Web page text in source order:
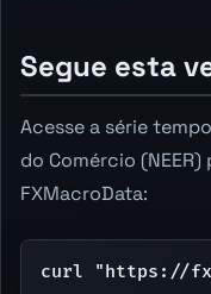
Segue esta
Acesse a série
do Comércio (NEER)
FXMacroData:
curl "https://